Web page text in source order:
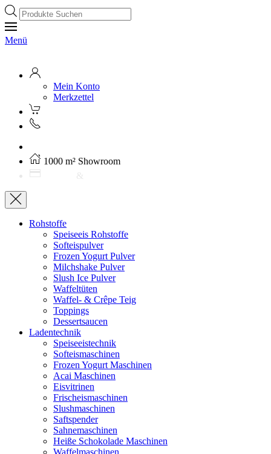
Products
search
Menü
Mein Konto
Merkzettel
1000 m² Showroom
Rohstoffe
Speiseeis Rohstoffe
Softeispulver
Frozen Yogurt Pulver
Milchshake Pulver
Slush Ice Pulver
Waffeltüten
Waffel- & Crêpe Teig
Toppings
Dessertsaucen
Ladentechnik
Speiseeistechnik
Softeismaschinen
Frozen Yogurt Maschinen
Acai Maschinen
Eisvitrinen
Frischeismaschinen
Slushmaschinen
Saftspender
Sahnemaschinen
Heiße Schokolade Maschinen
Waffelmaschinen